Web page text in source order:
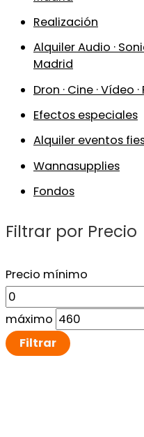
Realización
Alquiler Audio ·
Madrid
Dron · Cine ·
Efectos especiales
Alquiler eventos
Wannasupplies
Fondos
Filtrar por Precio
Precio mínimo
máximo
Filtrar